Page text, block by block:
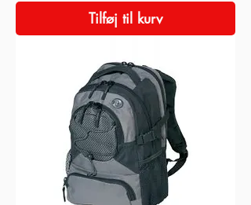
Tilføj til kurv